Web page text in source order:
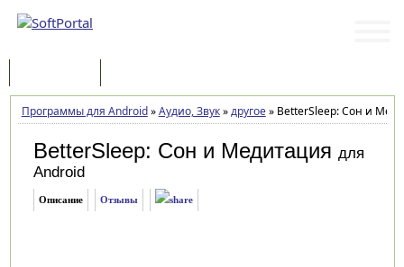
Программы для Android»Аудио, Звук»другое»BetterSleep: Сон и
BetterSleep: Сон и Медитация для
Android
Описание Отзывы